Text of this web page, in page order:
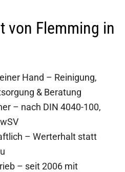
von Flemming in
Hand – Reinigung,
& Beratung
– nach DIN 4040-100,
– Werterhalt statt
– seit 2006 mit